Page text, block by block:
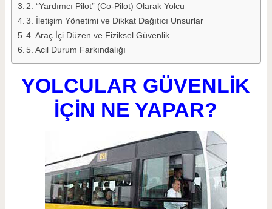
2. “Yardımcı Pilot” (Co-Pilot) Olarak Yolcu
3. İletişim Yönetimi ve Dikkat Dağıtıcı Unsurlar
4. Araç İçi Düzen ve Fiziksel Güvenlik
5. Acil Durum Farkındalığı
YOLCULAR GÜVENLİK
İÇİN NE YAPAR?